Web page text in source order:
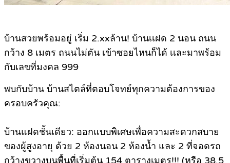
บ้านสวยพร้อมอยู่ เริ่ม 2.xxล้าน! บ้านเเฝด 2 นอน ถนน
กว้าง 8 เมตร ถนนไม่ตัน เข้าซอยไหนก็ได้ เเละมาพร้อม
กับเลขที่มงคล 999
พบกับบ้าน บ้านสไตล์ที่ตอบโจทย์ทุกความต้องการของ
ครอบครัวคุณ:
บ้านแฝดชั้นเดียว: ออกแบบพิเศษเพื่อความสะดวกสบาย
ของผู้สูงอายุ ด้วย 2 ห้องนอน 2 ห้องน้ำ และ 2 ที่จอดรถ
กว้างขวางบนพื้นที่เริ่มต้น 154 ตารางเมตร!!! (หรือ 38.5